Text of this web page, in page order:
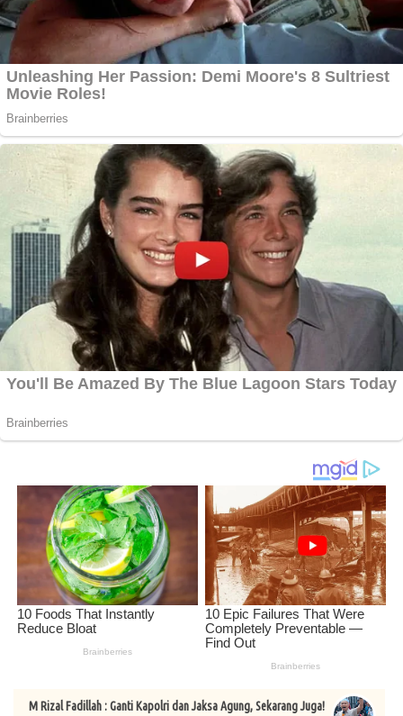
M Rizal Fadillah : Ganti Kapolri dan Jaksa Agung, Sekarang Juga!